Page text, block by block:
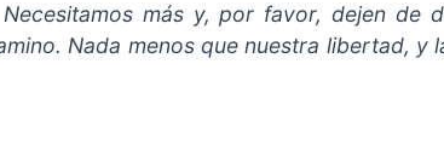
más y, por favor, dejen de
Nada menos que nuestra libertad, y